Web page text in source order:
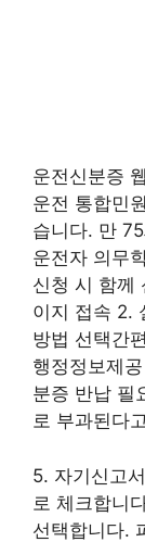
운전신분증
운전 통합민
습니다. 만
운전자 의무
신청 시 함께
이지 접속 2.
방법 선택간
행정정보제
분증 반납 필
로 부과된다
5. 자기신고
로 체크합니
선택합니다.